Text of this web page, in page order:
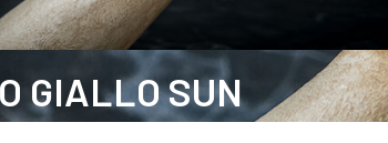
GIALLO SUN